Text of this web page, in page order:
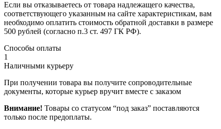
Если вы отказываетесь от товара надлежащего качества,
соответствующего указанным на сайте характеристикам, вам
необходимо оплатить стоимость обратной доставки в размере
500 рублей (согласно п.3 ст. 497 ГК РФ).
Способы оплаты
1
Наличными курьеру
При получении товара вы получите сопроводительные
документы, которые курьер вручит вместе с заказом
Внимание! Товары со статусом “под заказ” поставляются
только после предоплаты.